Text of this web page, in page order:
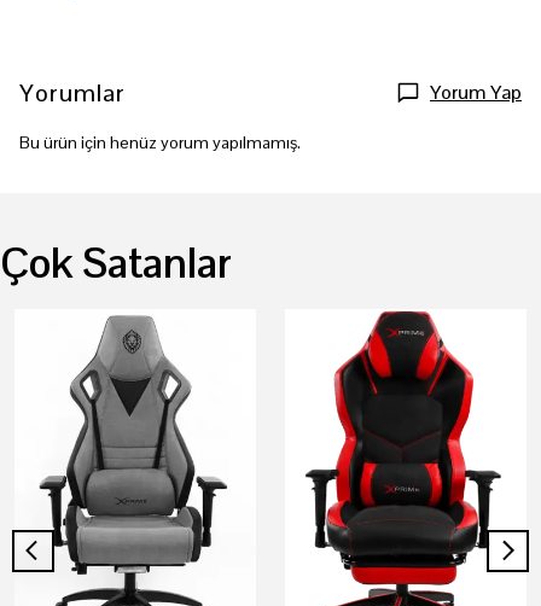
Yorumlar Yorum Yap
Bu ürün için henüz yorum yapılmamış.
Çok Satanlar